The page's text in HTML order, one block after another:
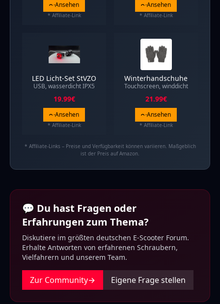
Ansehen
* Affiliate-Link
Ansehen
* Affiliate-Link
LED Licht-Set StVZO
USB, wasserdicht IPX5
19.99€
Ansehen
* Affiliate-Link
Winterhandschuhe
Touchscreen, winddicht
21.99€
Ansehen
* Affiliate-Link
* Affiliate-Links – Preise und Verfügbarkeit können variieren. Maßgeblich
ist der Preis auf Amazon.
💬 Du hast Fragen oder
Erfahrungen zum Thema?
Diskutiere im größten deutschen E-Scooter Forum.
Erhalte Antworten von erfahrenen Schraubern,
Vielfahrern und unserem Team.
Zur Community→ Eigene Frage stellen